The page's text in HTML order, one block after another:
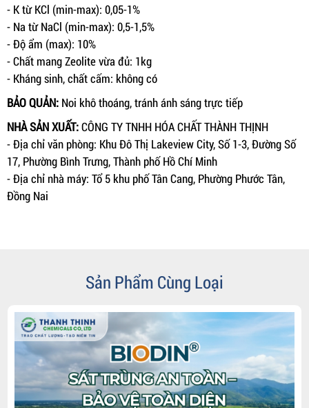
- K từ KCl (min-max): 0,05-1%
- Na từ NaCl (min-max): 0,5-1,5%
- Độ ẩm (max): 10%
- Chất mang Zeolite vừa đủ: 1kg
- Kháng sinh, chất cấm: không có
BẢO QUẢN: Noi khô thoáng, tránh ánh sáng trực tiếp
NHÀ SẢN XUẤT:CÔNG TY TNHH HÓA CHẤT THÀNH THỊNH
- Địa chỉ văn phòng: Khu Đô Thị Lakeview City, Số 1-3, Đường Số
17, Phường Bình Trưng, Thành phố Hồ Chí Minh
- Địa chỉ nhà máy: Tổ 5 khu phố Tân Cang, Phường Phước Tân,
Đồng Nai
Sản Phẩm Cùng Loại